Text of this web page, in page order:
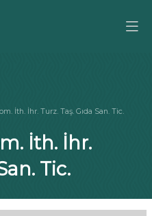
İth. İhr. Turz. Taş. Gıda San. Tic.
İth. İhr.
Tic.